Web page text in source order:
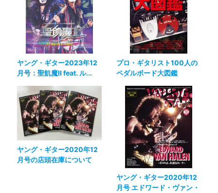
ヤング・ギター2023年12
月号：聖飢魔II feat. ル...
プロ・ギタリスト100人の
ペダルボード大図鑑
ヤング・ギター2020年12
月号の店頭在庫について
ヤング・ギター2020年12
月号 エドワード・ヴァン・